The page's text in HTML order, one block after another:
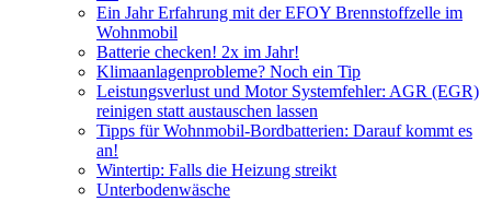
Ein Jahr Erfahrung mit der EFOY Brennstoffzelle im
Wohnmobil
Batterie checken! 2x im Jahr!
Klimaanlagenprobleme? Noch ein Tip
Leistungsverlust und Motor Systemfehler: AGR (EGR)
reinigen statt austauschen lassen
Tipps für Wohnmobil-Bordbatterien: Darauf kommt es
an!
Wintertip: Falls die Heizung streikt
Unterbodenwäsche